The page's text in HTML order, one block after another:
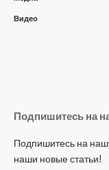
Видео
Подпишитесь на
Подпишитесь на
наши новые статьи!